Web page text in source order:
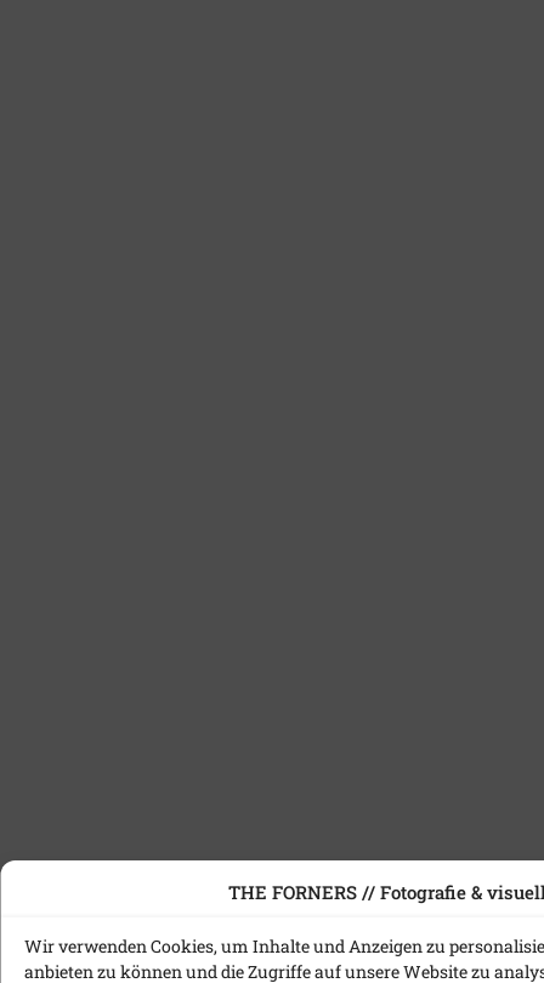
THE FORNERS // Fotografie &
Wir verwenden Cookies, um Inhalte und Anzeigen zu
anbieten zu können und die Zugriffe auf unsere Website zu